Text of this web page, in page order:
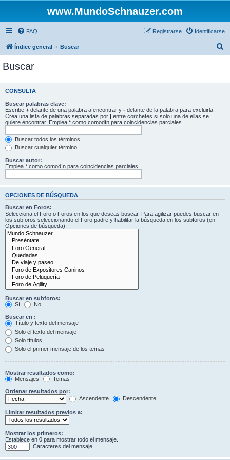
www.MundoSchnauzer.com
FAQ Identificarse
Registrarse
Índice general Buscar
a
Buscar
CONSULTA
Buscar palabras clave:
Escribe + delante de una palabra a encontrar y - delante de la palabra para excluirla.
Crea una lista de palabras separadas por | entre corchetes si solo una de ellas se
quiere encontrar. Emplea * como comodín para coincidencias parciales.
Buscar todos los términos
Buscar cualquier término
Buscar autor:
Emplea * como comodín para coincidencias parciales.
OPCIONES DE BÚSQUEDA
Buscar en Foros:
Selecciona el Foro o Foros en los que deseas buscar. Para agilizar puedes buscar en
los subforos seleccionando el Foro padre y habilitar la búsqueda en los subforos (en
Opciones de búsqueda).
Buscar en subforos:
Sí
No
Buscar en :
Título y texto del mensaje
Solo el texto del mensaje
Solo títulos
Solo el primer mensaje de los temas
Mostrar resultados como:
Mensajes
Temas
Ordenar resultados por:
Ascendente
Descendente
Limitar resultados previos a:
Mostrar los primeros:
Establece en 0 para mostrar todo el mensaje.
Caracteres del mensaje